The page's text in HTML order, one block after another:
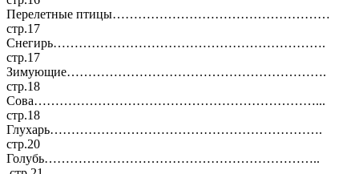
Перелетные птицы……………………………………………
стр.17
Снегирь……………………………………………………….
стр.17
Зимующие…………………………………………………….
стр.18
Сова…………………………………………………………...
стр.18
Глухарь……………………………………………………….
стр.20
Голубь………………………………………………………..